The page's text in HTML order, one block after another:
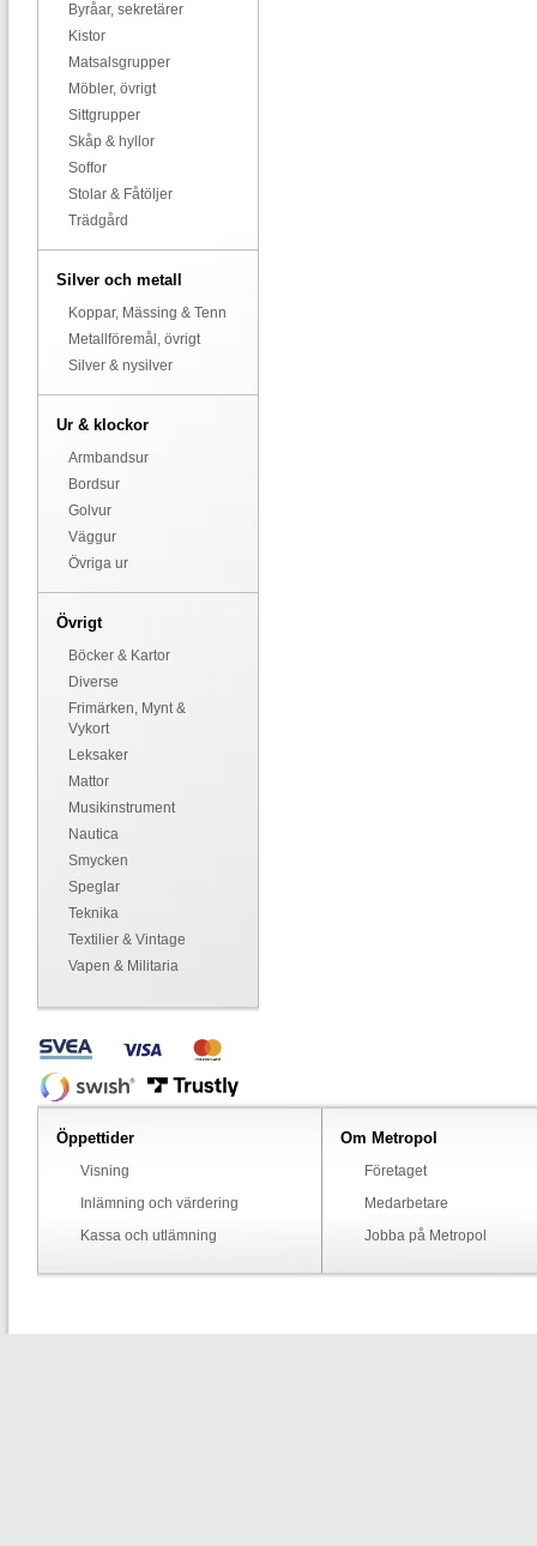
Byråar, sekretärer
Kistor
Matsalsgrupper
Möbler, övrigt
Sittgrupper
Skåp & hyllor
Soffor
Stolar & Fåtöljer
Trädgård
Silver och metall
Koppar, Mässing & Tenn
Metallföremål, övrigt
Silver & nysilver
Ur & klockor
Armbandsur
Bordsur
Golvur
Väggur
Övriga ur
Övrigt
Böcker & Kartor
Diverse
Frimärken, Mynt &
Vykort
Leksaker
Mattor
Musikinstrument
Nautica
Smycken
Speglar
Teknika
Textilier & Vintage
Vapen & Militaria
Öppettider
Visning
Inlämning och värdering
Kassa och utlämning
Om Metropol
Företaget
Medarbetare
Jobba på Metropol